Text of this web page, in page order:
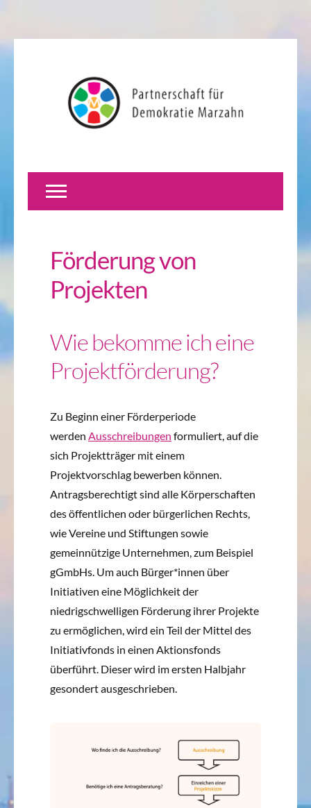
Förderung von
Projekten
Wie bekomme ich eine
Projektförderung?
Zu Beginn einer Förderperiode
werden Ausschreibungen formuliert, auf die
sich Projektträger mit einem
Projektvorschlag bewerben können.
Antragsberechtigt sind alle Körperschaften
des öffentlichen oder bürgerlichen Rechts,
wie Vereine und Stiftungen sowie
gemeinnützige Unternehmen, zum Beispiel
gGmbHs. Um auch Bürger*innen über
Initiativen eine Möglichkeit der
niedrigschwelligen Förderung ihrer Projekte
zu ermöglichen, wird ein Teil der Mittel des
Initiativfonds in einen Aktionsfonds
überführt. Dieser wird im ersten Halbjahr
gesondert ausgeschrieben.